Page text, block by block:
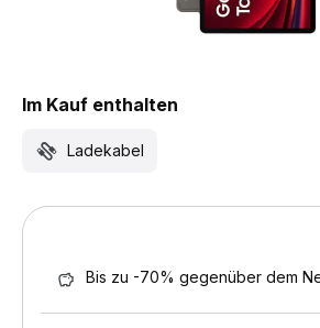
Im Kauf enthalten
Ladekabel
Bis zu -70% gegenüber dem